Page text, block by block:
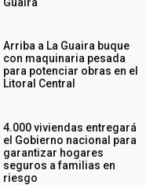
Guaira
Arriba a La Guaira buque
con maquinaria pesada
para potenciar obras en el
Litoral Central
4.000 viviendas entregará
el Gobierno nacional para
garantizar hogares
seguros a familias en
riesgo